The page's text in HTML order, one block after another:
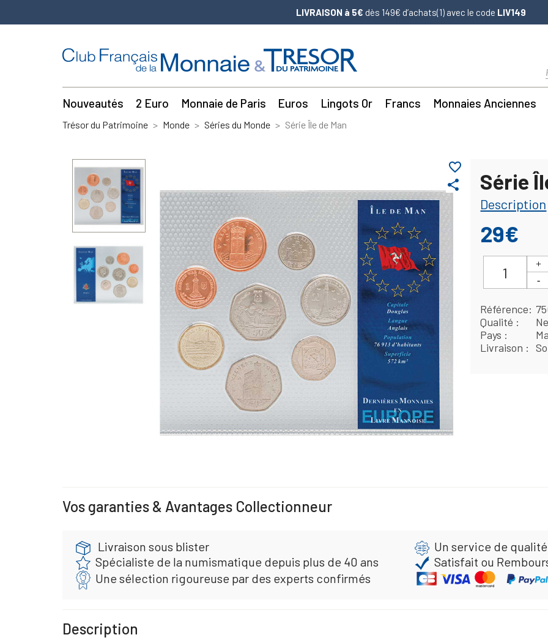
LIVRAISON à 5€ dès 149€ d’achats(1) avec le code LIV149
Nouveautés 2 Euro Monnaie de Paris Euros Lingots Or Francs Monnaies Anciennes
Trésor du Patrimoine Monde Séries du Monde Série Île de Man
share
favorite_border
Série
Description
29€
Référence
Qualité
Pays
Livraison
Vos garanties & Avantages Collectionneur
Livraison sous blister
Un service de
Spécialiste de la numismatique depuis plus de 40 ans
Satisfait ou
Une sélection rigoureuse par des experts confirmés
Description